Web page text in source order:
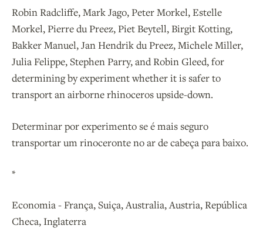
Robin Radcliffe, Mark Jago, Peter Morkel, Estelle
Morkel, Pierre du Preez, Piet Beytell, Birgit Kotting,
Bakker Manuel, Jan Hendrik du Preez, Michele Miller,
Julia Felippe, Stephen Parry, and Robin Gleed, for
determining by experiment whether it is safer to
transport an airborne rhinoceros upside-down.
Determinar por experimento se é mais seguro
transportar um rinoceronte no ar de cabeça para baixo.
*
Economia - França, Suiça, Australia, Austria, República
Checa, Inglaterra